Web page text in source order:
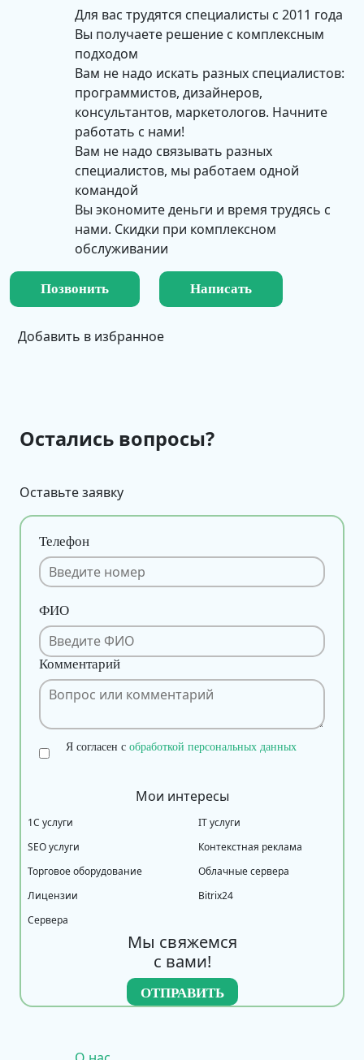
Для вас трудятся специалисты с 2011 года
Вы получаете решение с комплексным
подходом
Вам не надо искать разных специалистов:
программистов, дизайнеров,
консультантов, маркетологов. Начните
работать с нами!
Вам не надо связывать разных
специалистов, мы работаем одной
командой
Вы экономите деньги и время трудясь с
нами. Скидки при комплексном
обслуживании
Позвонить Написать
Добавить в избранное
Остались вопросы?
Оставьте заявку
Телефон
ФИО
Комментарий
Я согласен с обработкой персональных данных
Мои интересы
1С услуги
IT услуги
SEO услуги
Контекстная реклама
Торговое оборудование
Облачные сервера
Лицензии
Bitrix24
Сервера
Мы свяжемся
с вами!